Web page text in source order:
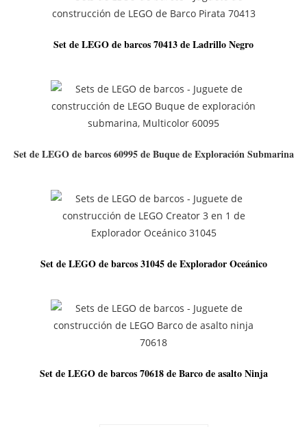
Set de LEGO de barcos 70413 de Ladrillo Negro
Set de LEGO de barcos 60995 de Buque de Exploración Submarina
Set de LEGO de barcos 31045 de Explorador Oceánico
Set de LEGO de barcos 70618 de Barco de asalto Ninja